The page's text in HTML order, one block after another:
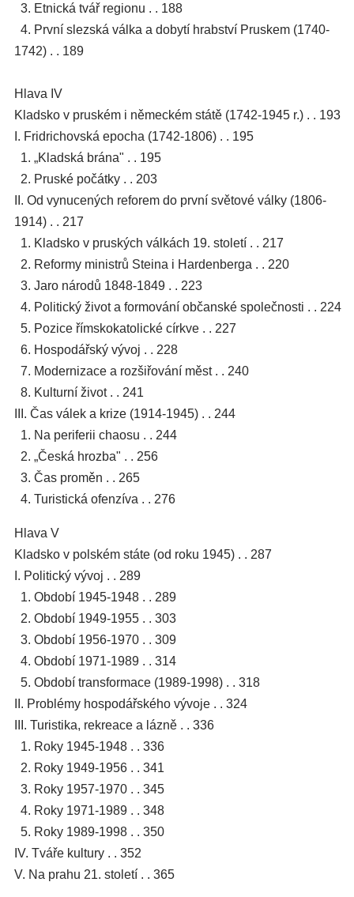
3. Etnická tvář regionu . . 188
4. První slezská válka a dobytí hrabství Pruskem (1740-
1742) . . 189
Hlava IV
Kladsko v pruském i německém státě (1742-1945 r.) . . 193
I. Fridrichovská epocha (1742-1806) . . 195
1. „Kladská brána" . . 195
2. Pruské počátky . . 203
II. Od vynucených reforem do první světové války (1806-
1914) . . 217
1. Kladsko v pruských válkách 19. století . . 217
2. Reformy ministrů Steina i Hardenberga . . 220
3. Jaro národů 1848-1849 . . 223
4. Politický život a formování občanské společnosti . . 224
5. Pozice římskokatolické církve . . 227
6. Hospodářský vývoj . . 228
7. Modernizace a rozšiřování měst . . 240
8. Kulturní život . . 241
III. Čas válek a krize (1914-1945) . . 244
1. Na periferii chaosu . . 244
2. „Česká hrozba" . . 256
3. Čas proměn . . 265
4. Turistická ofenzíva . . 276
Hlava V
Kladsko v polském státe (od roku 1945) . . 287
I. Politický vývoj . . 289
1. Období 1945-1948 . . 289
2. Období 1949-1955 . . 303
3. Období 1956-1970 . . 309
4. Období 1971-1989 . . 314
5. Období transformace (1989-1998) . . 318
II. Problémy hospodářského vývoje . . 324
III. Turistika, rekreace a lázně . . 336
1. Roky 1945-1948 . . 336
2. Roky 1949-1956 . . 341
3. Roky 1957-1970 . . 345
4. Roky 1971-1989 . . 348
5. Roky 1989-1998 . . 350
IV. Tváře kultury . . 352
V. Na prahu 21. století . . 365